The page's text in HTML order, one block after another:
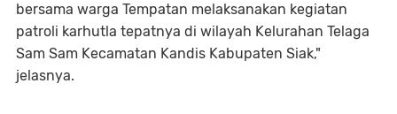
bersama warga Tempatan melaksanakan kegiatan
patroli karhutla tepatnya di wilayah Kelurahan Telaga
Sam Sam Kecamatan Kandis Kabupaten Siak,"
jelasnya.